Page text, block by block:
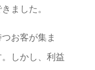
ました。
お客が集ま
しかし、利益